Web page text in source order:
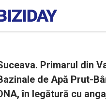
Primarul din
de Apă Prut-
în legătură cu